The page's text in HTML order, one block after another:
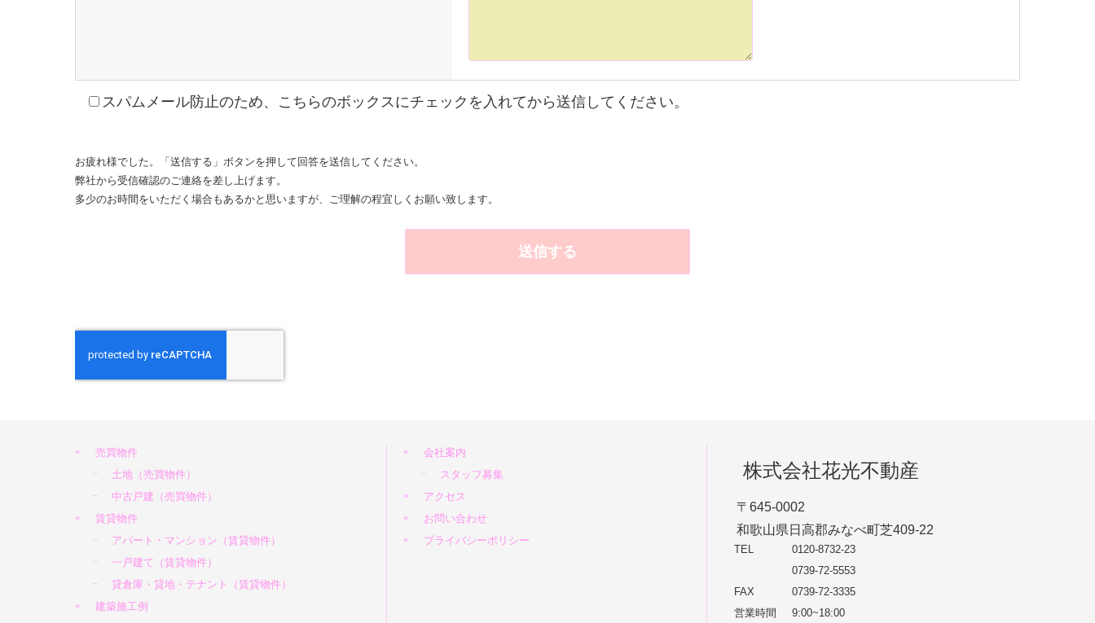
スパムメール防止のため、こちらのボックスにチェックを入れてから送信してください。
お疲れ様でした。「送信する」ボタンを押して回答を送信してください。
弊社から受信確認のご連絡を差し上げます。
多少のお時間をいただく場合もあるかと思いますが、ご理解の程宜しくお願い致します。
売買物件
土地（売買物件）
中古戸建（売買物件）
賃貸物件
アパート・マンション（賃貸物件）
一戸建て（賃貸物件）
貸倉庫・貸地・テナント（賃貸物件）
建築施工例
会社案内
スタッフ募集
アクセス
お問い合わせ
プライバシーポリシー
株式会社花光不動産
〒645-0002
和歌山県日高郡みなべ町芝409-22
TEL
0120-8732-23
0739-72-5553
FAX
0739-72-3335
営業時間
9:00~18:00